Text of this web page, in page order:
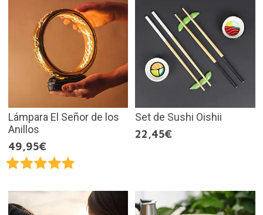
Lámpara El Señor de los
Anillos
49,95€
Set de Sushi Oishii
22,45€